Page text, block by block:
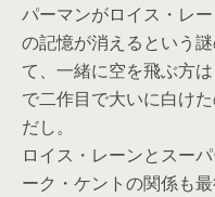
パーマンがロイス・レ
の記憶が消えるという
て、一緒に空を飛ぶ方
で二作目で大いに白け
だし。
ロイス・レーンとスー
ーク・ケントの関係も